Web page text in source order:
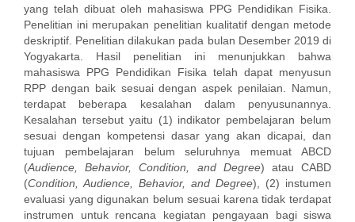
yang telah dibuat oleh mahasiswa PPG Pendidikan Fisika.
Penelitian ini merupakan penelitian kualitatif dengan metode
deskriptif. Penelitian dilakukan pada bulan Desember 2019 di
Yogyakarta. Hasil penelitian ini menunjukkan bahwa
mahasiswa PPG Pendidikan Fisika telah dapat menyusun
RPP dengan baik sesuai dengan aspek penilaian. Namun,
terdapat beberapa kesalahan dalam penyusunannya.
Kesalahan tersebut yaitu (1) indikator pembelajaran belum
sesuai dengan kompetensi dasar yang akan dicapai, dan
tujuan pembelajaran belum seluruhnya memuat ABCD
(Audience, Behavior, Condition, and Degree) atau CABD
(Condition, Audience, Behavior, and Degree), (2) instumen
evaluasi yang digunakan belum sesuai karena tidak terdapat
instrumen untuk rencana kegiatan pengayaan bagi siswa